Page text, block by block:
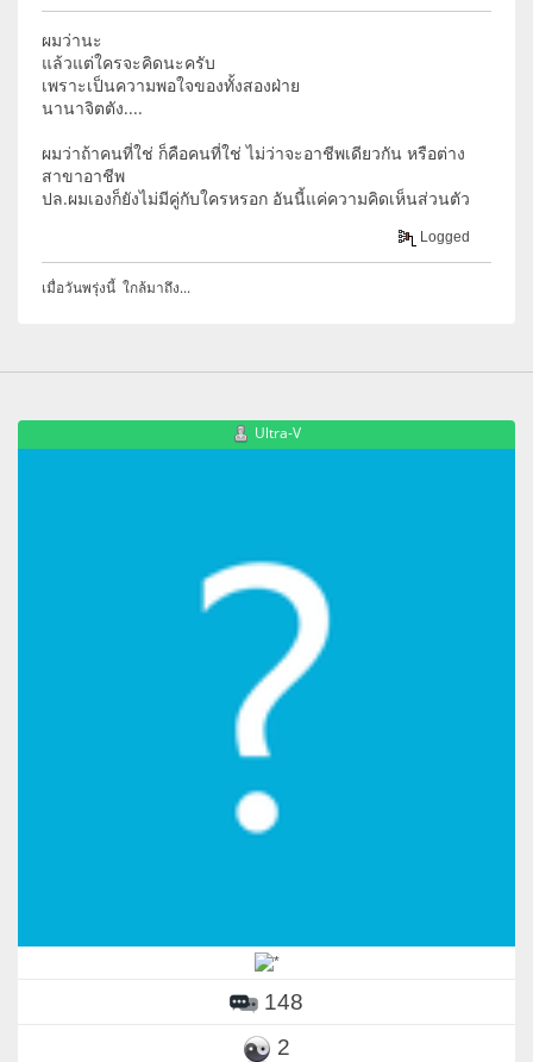
ผมว่านะ
แล้วแต่ใครจะคิดนะครับ
เพราะเป็นความพอใจของทั้งสองฝ่าย
นานาจิตตัง....
ผมว่าถ้าคนที่ใช่ ก็คือคนที่ใช่ ไม่ว่าจะอาชีพเดียวกัน หรือต่าง
สาขาอาชีพ
ปล.ผมเองก็ยังไม่มีคู่กับใครหรอก อันนี้แค่ความคิดเห็นส่วนตัว
Logged
เมื่อวันพรุ่งนี้ ใกล้มาถึง...
Ultra-V
148
2